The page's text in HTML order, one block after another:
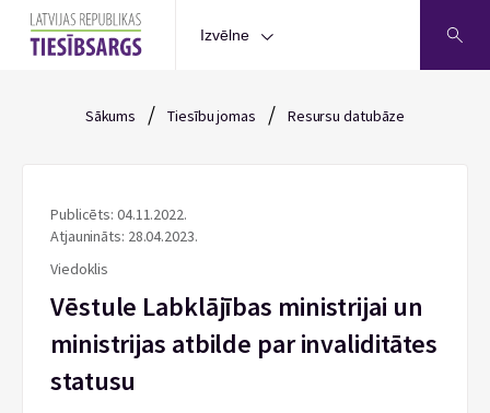
Izvēlne
Sākums / Tiesību jomas / Resursu datubāze
Publicēts: 04.11.2022.
Atjaunināts: 28.04.2023.
Viedoklis
Vēstule Labklājības ministrijai un
ministrijas atbilde par invaliditātes
statusu